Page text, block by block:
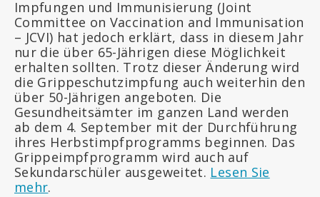
Impfungen und Immunisierung (Joint
Committee on Vaccination and Immunisation
– JCVI) hat jedoch erklärt, dass in diesem Jahr
nur die über 65-Jährigen diese Möglichkeit
erhalten sollten. Trotz dieser Änderung wird
die Grippeschutzimpfung auch weiterhin den
über 50-Jährigen angeboten. Die
Gesundheitsämter im ganzen Land werden
ab dem 4. September mit der Durchführung
ihres Herbstimpfprogramms beginnen. Das
Grippeimpfprogramm wird auch auf
Sekundarschüler ausgeweitet. Lesen Sie
mehr.